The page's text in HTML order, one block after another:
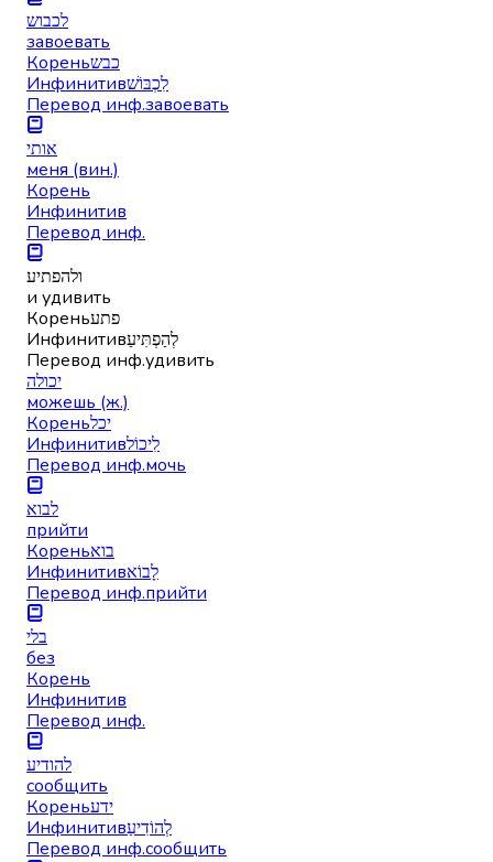
לכבוש
завоевать
Кореньכבש
Инфинитивלִכְבּוֹשׁ
Перевод инф.завоевать
אותי
меня (вин.)
Корень
Инфинитив
Перевод инф.
ולהפתיע
и удивить
Кореньפתע
Инфинитивלְהַפְתִּיעַ
Перевод инф.удивить
יכולה
можешь (ж.)
Кореньיכל
Инфинитивלִיכוֹל
Перевод инф.мочь
לבוא
прийти
Кореньבוא
Инфинитивלָבוֹא
Перевод инф.прийти
בלי
без
Корень
Инфинитив
Перевод инф.
להודיע
сообщить
Кореньידע
Инфинитивלְהוֹדִיעַ
Перевод инф.сообщить